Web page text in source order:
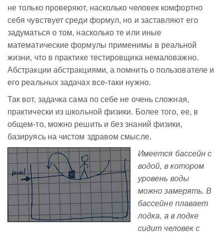
не только проверяют, насколько человек комфортно
себя чувствует среди формул, но и заставляют его
задуматься о том, насколько те или иные
математические формулы применимы в реальной
жизни, что в практике тестировщика немаловажно.
Абстракции абстракциями, а помнить о пользователе и
его реальных задачах все-таки нужно.
Так вот, задачка сама по себе не очень сложная,
практически из школьной физики. Более того, ее, в
общем-то, можно решить и без знаний физики,
базируясь на чистом здравом смысле.
Имеется бассейн с
водой, в котором
уровень воды
можно замерять. В
бассейне плавает
лодка, а в лодке
сидит человек с